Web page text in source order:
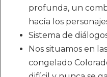
profunda, un
hacía los
Sistema de
Nos situamos en
congelado